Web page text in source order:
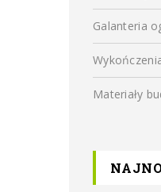
Galanteria
Materiały